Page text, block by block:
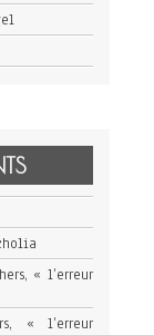
« l’erreur
« l’erreur